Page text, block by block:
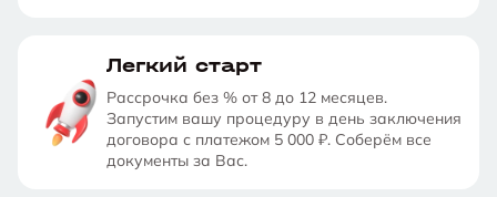
Легкий старт
Рассрочка без % от 8 до 12 месяцев.
Запустим вашу процедуру в день заключения
договора с платежом 5 000 ₽. Соберём все
документы за Вас.